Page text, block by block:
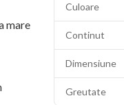
mare
Culoare
Continut
Dimensiune
Greutate